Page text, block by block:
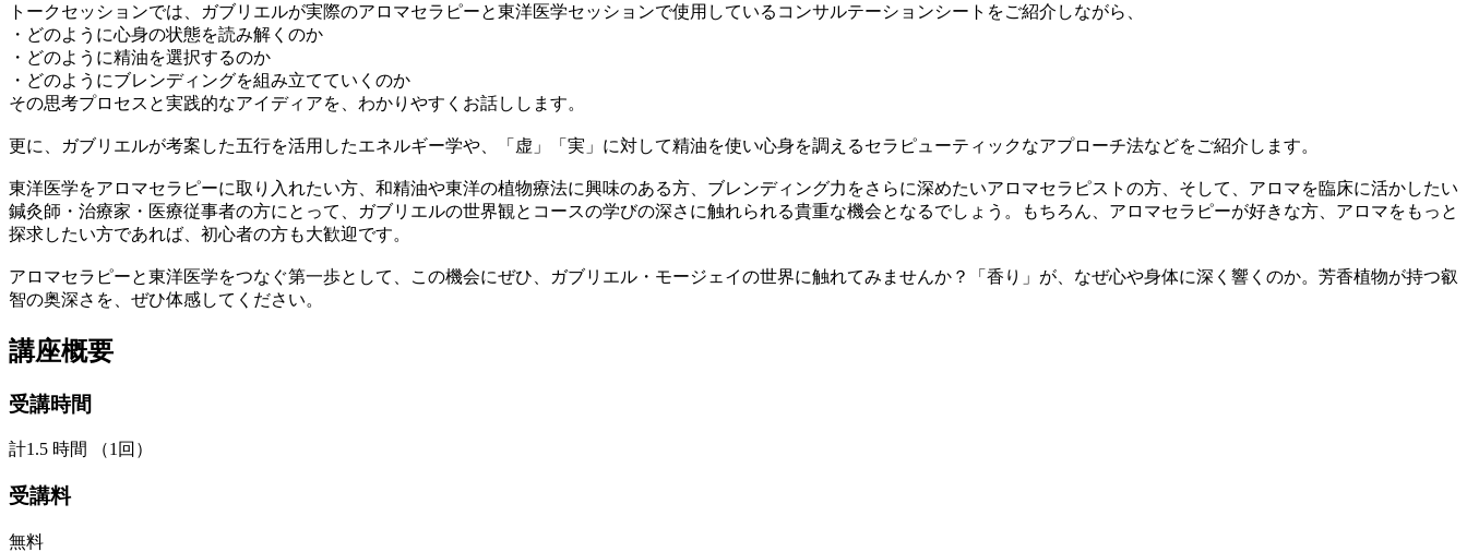
トークセッションでは、ガブリエルが実際のアロマセラピーと東洋医学セッションで使用しているコンサルテーションシートをご紹介しながら、
・どのように心身の状態を読み解くのか
・どのように精油を選択するのか
・どのようにブレンディングを組み立てていくのか
その思考プロセスと実践的なアイディアを、わかりやすくお話しします。
更に、ガブリエルが考案した五行を活用したエネルギー学や、「虚」「実」に対して精油を使い心身を調えるセラピューティックなアプローチ法などをご紹介します。
東洋医学をアロマセラピーに取り入れたい方、和精油や東洋の植物療法に興味のある方、ブレンディング力をさらに深めたいアロマセラピストの方、そして、アロマを臨床に活かしたい
鍼灸師・治療家・医療従事者の方にとって、ガブリエルの世界観とコースの学びの深さに触れられる貴重な機会となるでしょう。もちろん、アロマセラピーが好きな方、アロマをもっと
探求したい方であれば、初心者の方も大歓迎です。
アロマセラピーと東洋医学をつなぐ第一歩として、この機会にぜひ、ガブリエル・モージェイの世界に触れてみませんか？「香り」が、なぜ心や身体に深く響くのか。芳香植物が持つ叡
智の奥深さを、ぜひ体感してください。
講座概要
受講時間
計1.5 時間 （1回）
受講料
無料